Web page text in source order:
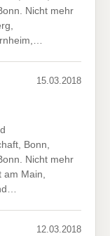
Nicht mehr
15.03.2018
Bonn,
Nicht mehr
Main,
12.03.2018